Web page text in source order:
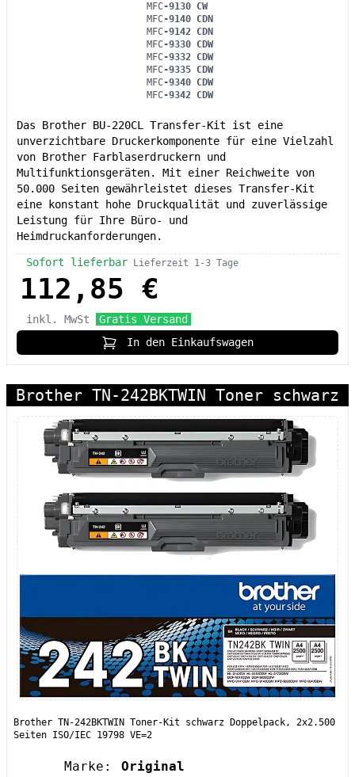
MFC-9130 CW
MFC-9140 CDN
MFC-9142 CDN
MFC-9330 CDW
MFC-9332 CDW
MFC-9335 CDW
MFC-9340 CDW
MFC-9342 CDW
Das Brother BU-220CL Transfer-Kit ist eine
unverzichtbare Druckerkomponente für eine Vielzahl
von Brother Farblaserdruckern und
Multifunktionsgeräten. Mit einer Reichweite von
50.000 Seiten gewährleistet dieses Transfer-Kit
eine konstant hohe Druckqualität und zuverlässige
Leistung für Ihre Büro- und
Heimdruckanforderungen.
Sofort lieferbar Lieferzeit 1-3 Tage
112,85 €
inkl. MwSt
Gratis Versand
In den Einkaufswagen
Brother TN-242BKTWIN Toner schwarz
Brother TN-242BKTWIN Toner-Kit schwarz Doppelpack, 2x2.500
Seiten ISO/IEC 19798 VE=2
Marke: Original